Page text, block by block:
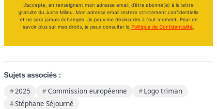
J’accepte, en renseignant mon adresse email, d’être abonné(e) à la lettre
gratuite du Juste Milieu. Mon adresse email restera strictement confidentielle
et ne sera jamais échangée. Je peux me désinscrire à tout moment. Pour en
savoir plus sur mes droits, je peux consulter la Politique de Confidentialité
Sujets associés :
2025 Commission européenne
Logo triman
Stéphane Séjourné